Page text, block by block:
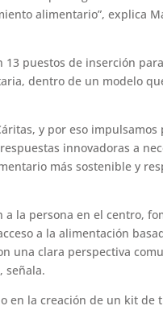
alimentario”, explica
puestos de inserción
dentro de un modelo
y por eso
innovadoras a
más sostenible y
la persona en el centro,
a la alimentación
una clara perspectiva
señala.
en la creación de un kit de